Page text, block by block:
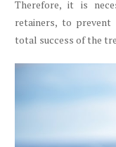
Therefore, it is
retainers, to prevent
total success of the